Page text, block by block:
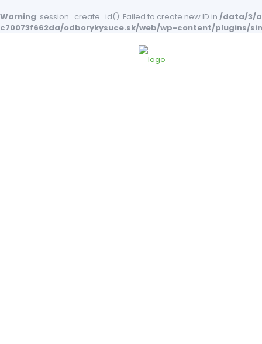
Warning: session_create_id(): Failed to create new ID in /data/3/
c70073f662da/odborykysuce.sk/web/wp-content/